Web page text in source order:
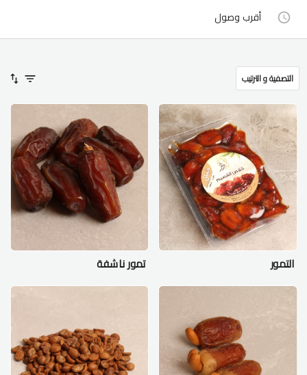
أقرب وصول
التصفية و الترتيب
التمور تمور ناشفة